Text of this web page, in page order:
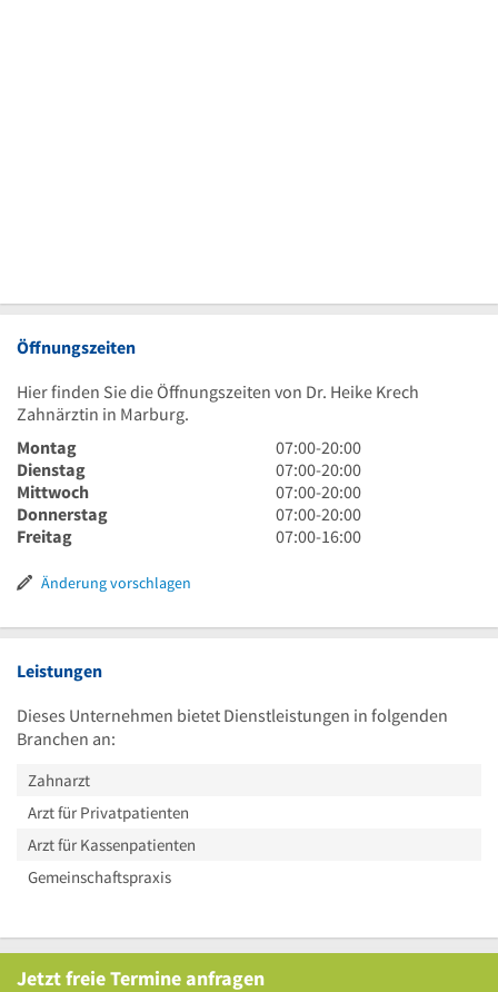
Öffnungszeiten
Hier finden Sie die Öffnungszeiten von Dr. Heike Krech
Zahnärztin in Marburg.
Montag
7
Uhr
bis
20
Uhr
07:00-20:00
Dienstag
7
Uhr
bis
20
07:00-20:00
Mittwoch
7
Uhr
bis
07:00-20:00
Donnerstag
7
Uhr
07:00-20:00
Freitag
7
Uhr
07:00-16:00
Änderung vorschlagen
Leistungen
Dieses Unternehmen bietet Dienstleistungen in folgenden
Branchen an:
Zahnarzt
Arzt für Privatpatienten
Arzt für Kassenpatienten
Gemeinschaftspraxis
JetztfreieTermine anfragen